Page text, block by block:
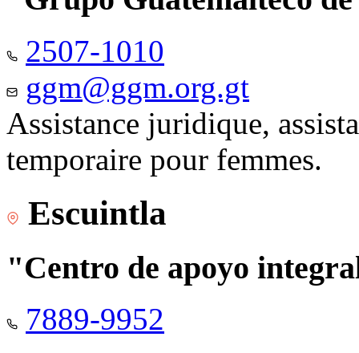
2507-1010
ggm@ggm.org.gt
Assistance juridique,
temporaire pour femmes.
Escuintla
"Centro de apoyo
7889-9952